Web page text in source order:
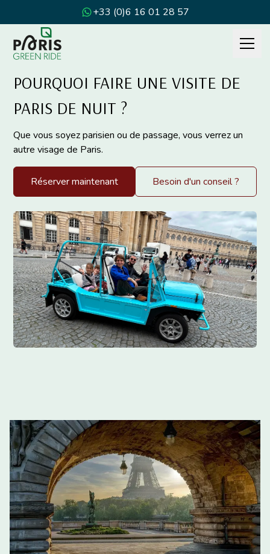
+33 (0)6 16 01 28 57
POURQUOI FAIRE UNE VISITE DE
PARIS DE NUIT ?
Que vous soyez parisien ou de passage, vous verrez un
autre visage de Paris.
Réserver maintenant Besoin d'un conseil ?